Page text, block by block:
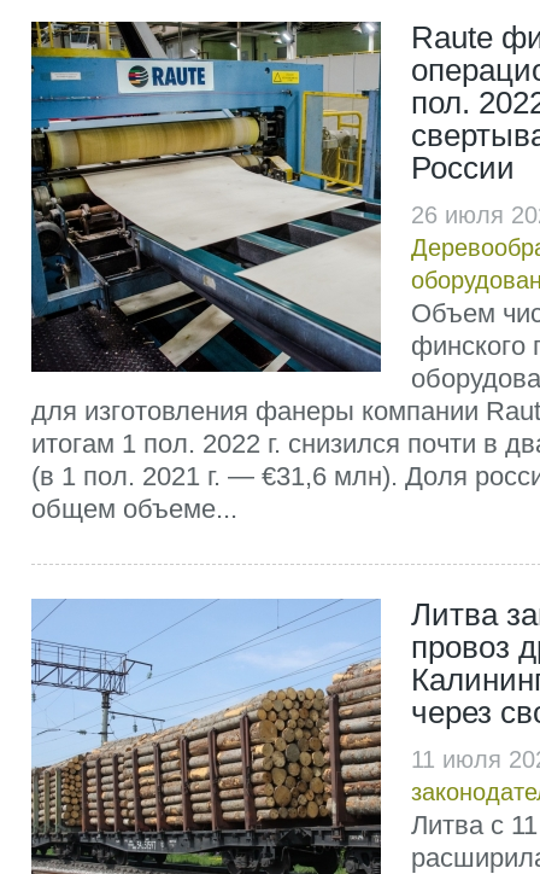
Raute
пол.
России
26 июля
Объем
финского
для изготовления фанеры компании
итогам 1 пол. 2022 г. снизился почти в
(в 1 пол. 2021 г. — €31,6 млн). Доля
общем объеме...
Литва
провоз
через
11 июля
Литва с